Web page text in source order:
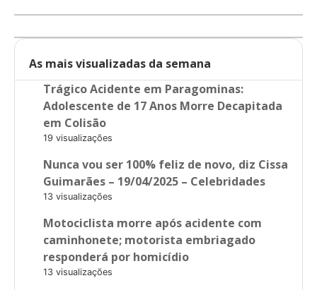
As mais visualizadas da semana
Trágico Acidente em Paragominas:
Adolescente de 17 Anos Morre Decapitada
em Colisão
19 visualizações
Nunca vou ser 100% feliz de novo, diz Cissa
Guimarães – 19/04/2025 – Celebridades
13 visualizações
Motociclista morre após acidente com
caminhonete; motorista embriagado
responderá por homicídio
13 visualizações